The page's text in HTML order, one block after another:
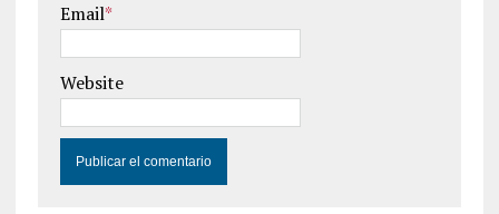
Email*
Website